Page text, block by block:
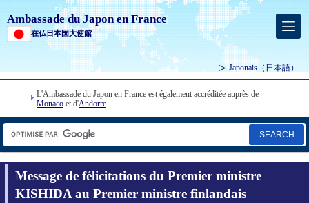
Ambassade du Japon en France
在仏日本国大使館
Japonais （日本語）
L'Ambassade du Japon en France est également accréditée auprès de
Monaco et d'Andorre.
SEARCH
Message de félicitations du Premier ministre
KISHIDA au Premier ministre finlandais